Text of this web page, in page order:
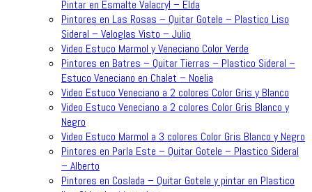
Pintar en Esmalte Valacryl – Elda
Pintores en Las Rosas – Quitar Gotele – Plastico Liso
Sideral – Veloglas Visto – Julio
Video Estuco Marmol y Veneciano Color Verde
Pintores en Batres – Quitar Tierras – Plastico Sideral –
Estuco Veneciano en Chalet – Noelia
Video Estuco Veneciano a 2 colores Color Gris y Blanco
Video Estuco Veneciano a 2 colores Color Gris Blanco y
Negro
Video Estuco Marmol a 3 colores Color Gris Blanco y Negro
Pintores en Parla Este – Quitar Gotele – Plastico Sideral
– Alberto
Pintores en Coslada – Quitar Gotele y pintar en Plastico